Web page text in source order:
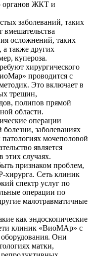
органов ЖКТ и
заболеваний, таких
вмешательства
осложнений, таких
также других
купероза.
хирургического
проводится с
Это включает в
трещин,
полипов прямой
области.
операции
заболеваниях
мочеполовой
является
этих случаях.
признаком проблем,
хирурга. Сеть клиник
спектр услуг по
операции по
малотравматичные
как эндоскопические
клиник «ВиоМАр» с
Они
матки,